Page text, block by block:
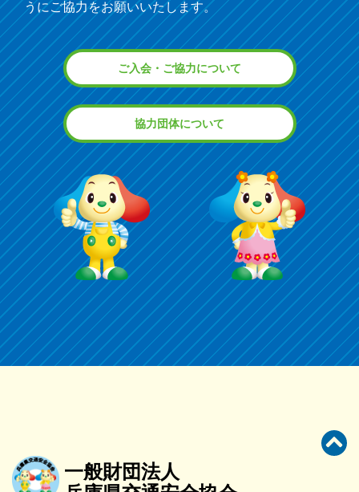
うにご協力をお願いいたします。
ご入会・ご協力について
協力団体について
一般財団法人